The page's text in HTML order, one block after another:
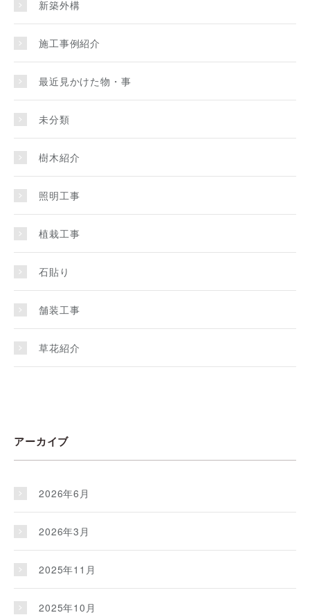
新築外構
施工事例紹介
最近見かけた物・事
未分類
樹木紹介
照明工事
植栽工事
石貼り
舗装工事
草花紹介
アーカイブ
2026年6月
2026年3月
2025年11月
2025年10月